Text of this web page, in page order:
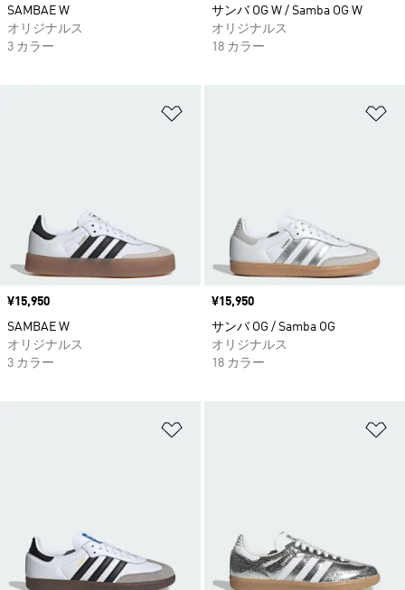
SAMBAE W
オリジナルス
3 カラー
サンバ OG W / Samba OG W
オリジナルス
18 カラー
価格
¥15,950
SAMBAE W
オリジナルス
3 カラー
価格
¥15,950
サンバ OG / Samba OG
オリジナルス
18 カラー